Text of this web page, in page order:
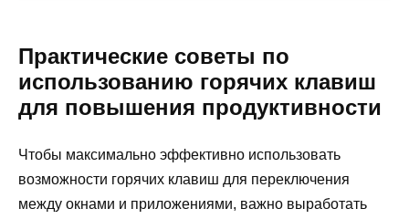
Практические советы по
использованию горячих клавиш
для повышения продуктивности
Чтобы максимально эффективно использовать
возможности горячих клавиш для переключения
между окнами и приложениями, важно выработать